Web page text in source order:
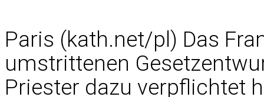
Paris (kath.net/pl) Das
umstrittenen
Priester dazu verpflichtet